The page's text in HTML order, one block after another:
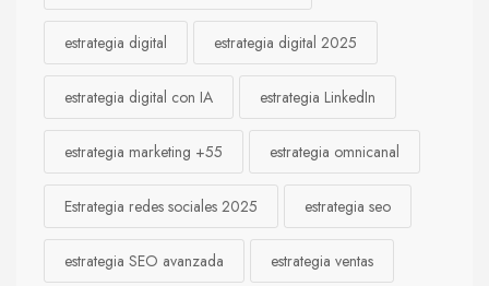
estrategia digital estrategia digital 2025
estrategia digital con IA estrategia LinkedIn
estrategia marketing +55 estrategia omnicanal
Estrategia redes sociales 2025 estrategia seo
estrategia SEO avanzada estrategia ventas